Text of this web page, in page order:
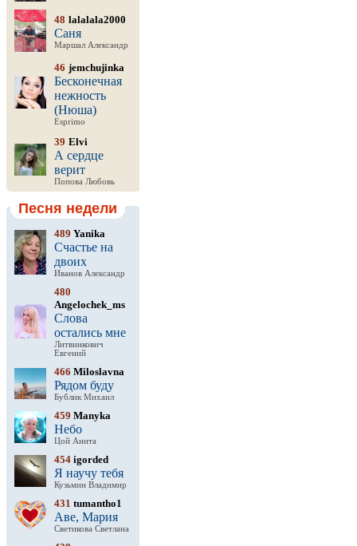
48 lalalala2000
Саня
Маршал Александр
46 jemchujinka
Бесконечная
нежность
(Нюша)
Esprimo
39 Elvi
А сердце
верит
Попова Любовь
Песня недели
489 Yanika
Счастье на
двоих
Иванов Александр
480
Angelochek_ms
Слова
остались мне
Литвинкович
Евгений
466 Miloslavna
Рядом буду
Бублик Михаил
459 Manyka
Небо
Цой Анита
454 igorded
Я научу тебя
Кузьмин Владимир
431 tumantho1
Аве, Мария
Светикова Светлана